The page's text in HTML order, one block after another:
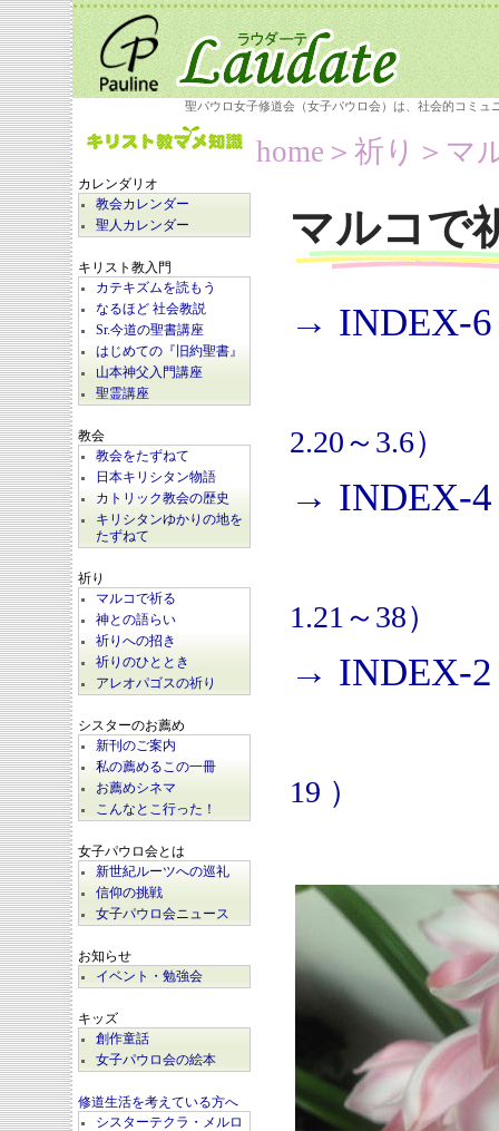
聖パウロ女子修道会（女子パウロ会）は、社会的コミ
カレンダリオ
教会カレンダー
聖人カレンダー
キリスト教入門
カテキズムを読もう
なるほど 社会教説
Sr.今道の聖書講座
はじめての『旧約聖書』
山本神父入門講座
聖霊講座
教会
教会をたずねて
日本キリシタン物語
カトリック教会の歴史
キリシタンゆかりの地を
たずねて
祈り
マルコで祈る
神との語らい
祈りへの招き
祈りのひととき
アレオパゴスの祈り
シスターのお薦め
新刊のご案内
私の薦めるこの一冊
お薦めシネマ
こんなとこ行った！
女子パウロ会とは
新世紀ルーツへの巡礼
信仰の挑戦
女子パウロ会ニュース
お知らせ
イベント・勉強会
キッズ
創作童話
女子パウロ会の絵本
修道生活を考えている方へ
シスターテクラ・メルロ
home ＞祈り＞ マ
マルコで
→ INDEX-6
2.20～3.6）
→ INDEX-4
1.21～38）
→ INDEX-2
19 ）